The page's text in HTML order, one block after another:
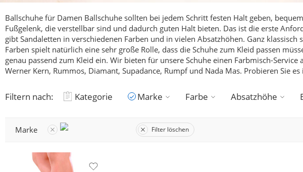
Ballschuhe für Damen Ballschuhe sollten bei jedem Schritt festen Halt geben,
Fußgelenk, die verstellbar sind und dadurch guten Halt bieten. Das ist die erste
gibt Sandaletten in verschiedenen Farben und in vielen Absatzhöhen. Ganz
Farben spielt natürlich eine sehr große Rolle, dass die Schuhe zum Kleid passen
genau passend zum Kleid ein. Wir bieten für unsere Schuhe einen Farbmisch-Service
Werner Kern, Rummos, Diamant, Supadance, Rumpf und Nada Mas. Probieren Sie
Filtern nach: Kategorie Marke Farbe Absatzhöhe
Marke Filter löschen